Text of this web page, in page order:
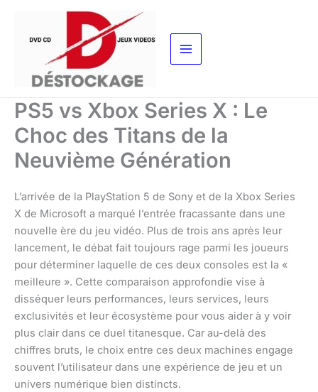
contenu
PS5 vs Xbox Series X : Le
Choc des Titans de la
Neuvième Génération
L’arrivée de la PlayStation 5 de Sony et de la Xbox Series
X de Microsoft a marqué l’entrée fracassante dans une
nouvelle ère du jeu vidéo. Plus de trois ans après leur
lancement, le débat fait toujours rage parmi les joueurs
pour déterminer laquelle de ces deux consoles est la «
meilleure ». Cette comparaison approfondie vise à
disséquer leurs performances, leurs services, leurs
exclusivités et leur écosystème pour vous aider à y voir
plus clair dans ce duel titanesque. Car au-delà des
chiffres bruts, le choix entre ces deux machines engage
souvent l’utilisateur dans une expérience de jeu et un
univers numérique bien distincts.